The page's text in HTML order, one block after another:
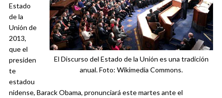
El Discurso del Estado de la Unión es una tradición
anual. Foto: Wikimedia Commons.
Estado
de la
Unión de
2013,
que el
presiden
te
estadou
nidense, Barack Obama, pronunciará este martes ante el